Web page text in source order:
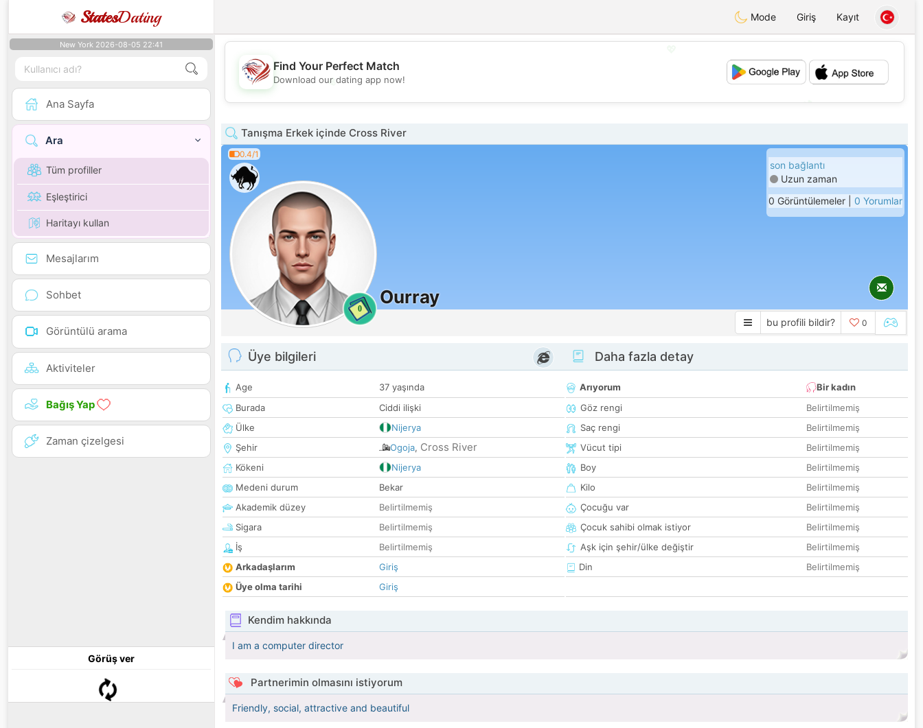
StatesDating Mode Giriş Kayıt
New York 2026-08-05 22:41
Ana Sayfa
Ara
Tüm profiller
Eşleştirici
Haritayı kullan
Mesajlarım
Sohbet
Görüntülü arama
Aktiviteler
Bağış Yap
Zaman çizelgesi
Görüş ver
💖
💕
Find Your Perfect Match
Download our dating app now!
Tanışma Erkek içinde Cross River
0.4/1
0
Ourray
son bağlantı
Uzun zaman
0 Görüntülemeler | 0 Yorumlar
bu profili bildir? 0
Üye bilgileri
Age
37 yaşında
Burada
Ciddi ilişki
Ülke
Nijerya
Şehir
Ogoja, Cross River
Kökeni
Nijerya
Medeni durum
Bekar
Akademik düzey
Belirtilmemiş
Sigara
Belirtilmemiş
İş
Belirtilmemiş
Arkadaşlarım
Giriş
Üye olma tarihi
Giriş
Daha fazla detay
Arıyorum
Bir kadın
Göz rengi
Belirtilmemiş
Saç rengi
Belirtilmemiş
Vücut tipi
Belirtilmemiş
Boy
Belirtilmemiş
Kilo
Belirtilmemiş
Çocuğu var
Belirtilmemiş
Çocuk sahibi olmak istiyor
Belirtilmemiş
Aşk için şehir/ülke değiştir
Belirtilmemiş
Din
Belirtilmemiş
Kendim hakkında
I am a computer director
Partnerimin olmasını istiyorum
Friendly, social, attractive and beautiful